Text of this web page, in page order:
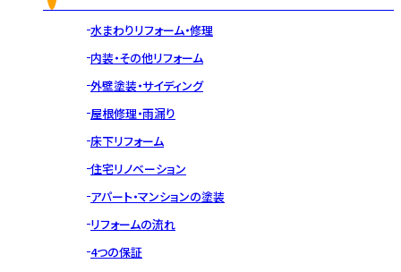
水まわりリフォーム・修理
内装・その他リフォーム
外壁塗装・サイディング
屋根修理・雨漏り
床下リフォーム
住宅リノベーション
アパート・マンションの塗装
リフォームの流れ
4つの保証